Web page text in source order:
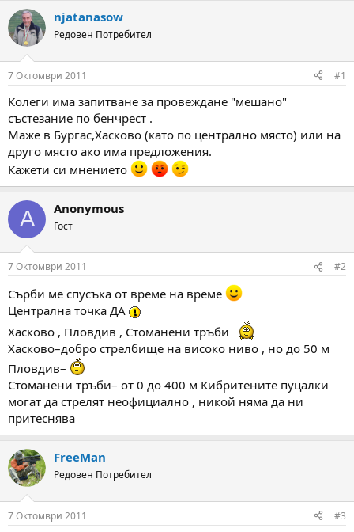
т
о
р
н
а
т
м
а
т
а
а
л
а
т
а
njatanasow
Редовен Потребител
7 Октомври 2011 #1
Колеги има запитване за провеждане "мешано"
състезание по бенчрест .
Маже в Бургас,Хасково (като по централно място) или на
друго място ако има предложения.
Кажети си мнението
A Anonymous
Гост
7 Октомври 2011 #2
Сърби ме спусъка от време на време
Централна точка ДА
Хасково , Пловдив , Стоманени тръби
Хасково–добро стрелбище на високо ниво , но до 50 м
Пловдив–
Стоманени тръби– от 0 до 400 м Кибритените пуцалки
могат да стрелят неофициално , никой няма да ни
притеснява
FreeMan
Редовен Потребител
7 Октомври 2011 #3